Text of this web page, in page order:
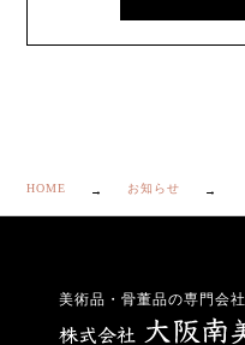
HOME お知らせ
美術品・骨董品の専門会社